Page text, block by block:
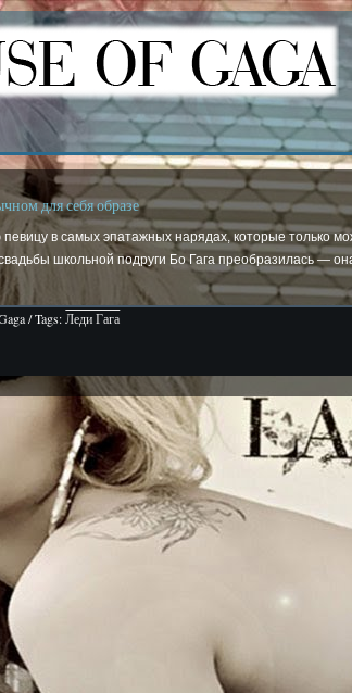
для себя образе
в самых эпатажных нарядах, которые только
школьной подруги Бо Гага преобразилась —
/ Tags:Леди Гага